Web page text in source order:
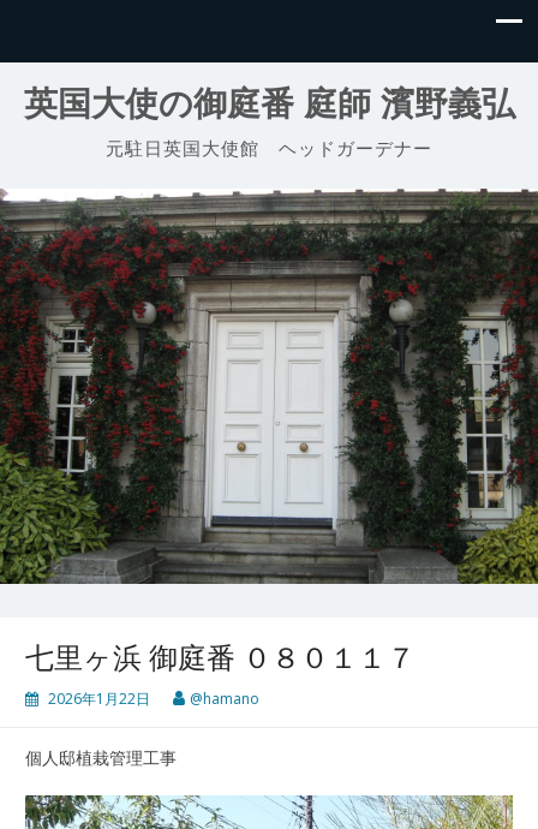
英国大使の御庭番 庭師 濱野義弘
元駐日英国大使館 ヘッドガーデナー
七里ヶ浜 御庭番 ０８０１１７
2026年1月22日 @hamano
個人邸植栽管理工事